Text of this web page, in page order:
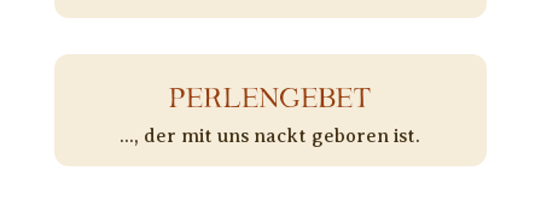
PERLENGEBET
..., der mit uns nackt geboren ist.